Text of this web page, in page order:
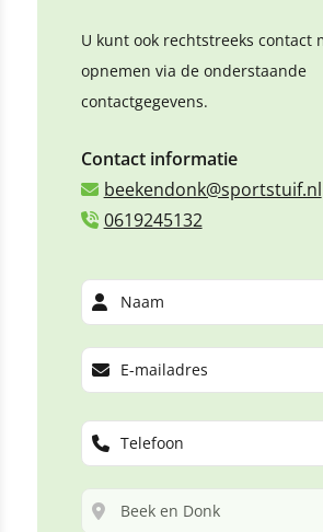
U kunt ook rechtstreeks contact
opnemen via de onderstaande
contactgegevens.
Contact informatie
beekendonk@sportstuif.nl
0619245132